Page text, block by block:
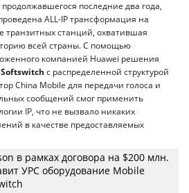
продолжавшегося последние два года,
ALL-IP трансформация на
транзитных станций, охватившая
всей страны. С помощью
компанией Huawei решения
Softswitch с распределенной структурой
China Mobile для передачи голоса и
сообщений смог применить
IP, что не вызвало никаких
в качестве предоставляемых
в рамках договора на $200 млн.
УРС оборудование Mobile